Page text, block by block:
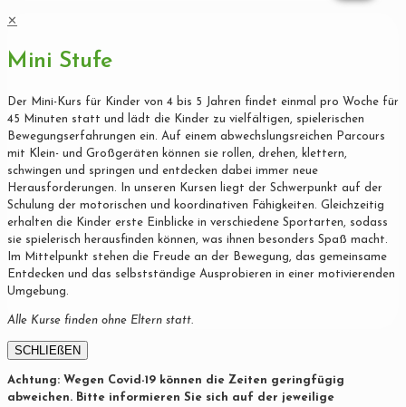
✕
Mini Stufe
Der Mini-Kurs für Kinder von 4 bis 5 Jahren findet einmal pro Woche für
45 Minuten statt und lädt die Kinder zu vielfältigen, spielerischen
Bewegungserfahrungen ein. Auf einem abwechslungsreichen Parcours
mit Klein- und Großgeräten können sie rollen, drehen, klettern,
schwingen und springen und entdecken dabei immer neue
Herausforderungen. In unseren Kursen liegt der Schwerpunkt auf der
Schulung der motorischen und koordinativen Fähigkeiten. Gleichzeitig
erhalten die Kinder erste Einblicke in verschiedene Sportarten, sodass
sie spielerisch herausfinden können, was ihnen besonders Spaß macht.
Im Mittelpunkt stehen die Freude an der Bewegung, das gemeinsame
Entdecken und das selbstständige Ausprobieren in einer motivierenden
Umgebung.
Alle Kurse finden ohne Eltern statt.
SCHLIEßEN
Achtung: Wegen Covid-19 können die Zeiten geringfügig
abweichen. Bitte informieren Sie sich auf der jeweilige